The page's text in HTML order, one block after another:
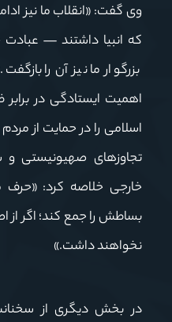
وی گفت: «انقلاب ما نیز
که انبیا داشتند —
بزرگوار ما نیز آن را
اهمیت ایستادگی در
اسلامی را در حمایت از
تجاوزهای صهیونیستی
خارجی خلاصه کرد: «حرف
بساطش را جمع کند؛ اگر از
نخواهند داشت.»
در بخش دیگری از